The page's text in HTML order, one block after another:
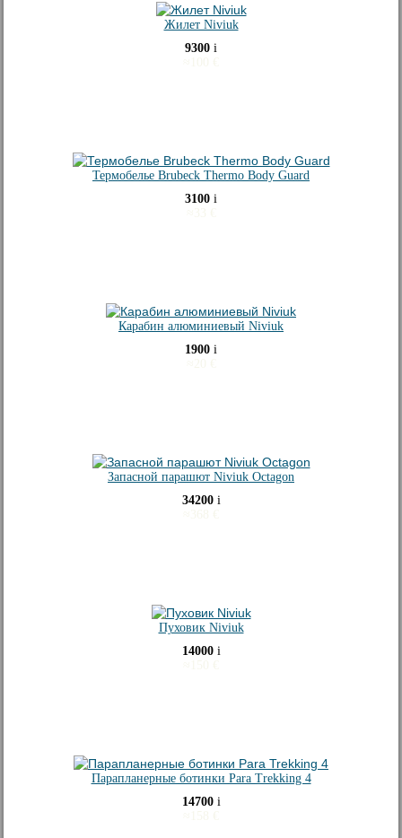
Жилет Niviuk
9300 i
Термобелье Brubeck Thermo Body Guard
3100 i
Карабин алюминиевый Niviuk
1900 i
Запасной парашют Niviuk Octagon
34200 i
Пуховик Niviuk
14000 i
Парапланерные ботинки Para Trekking 4
14700 i